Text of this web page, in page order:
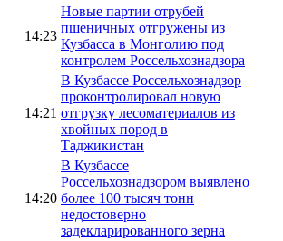
14:23
Новые партии отрубей
пшеничных отгружены из
Кузбасса в Монголию под
контролем Россельхознадзора
14:21
В Кузбассе Россельхознадзор
проконтролировал новую
отгрузку лесоматериалов из
хвойных пород в
Таджикистан
14:20
В Кузбассе
Россельхознадзором выявлено
более 100 тысяч тонн
недостоверно
задекларированного зерна